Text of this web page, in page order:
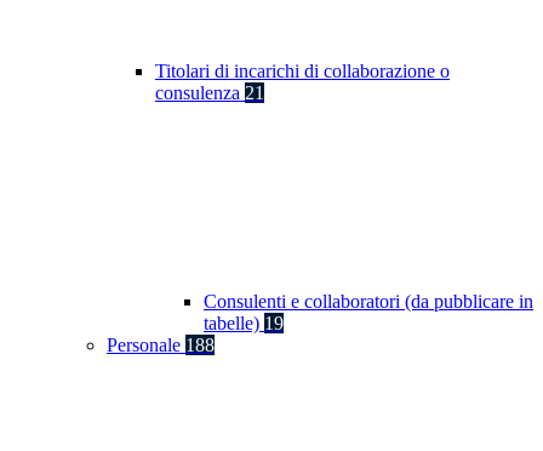
Titolari di incarichi di collaborazione o
consulenza 21
Consulenti e collaboratori (da pubblicare in
tabelle) 19
Personale 188